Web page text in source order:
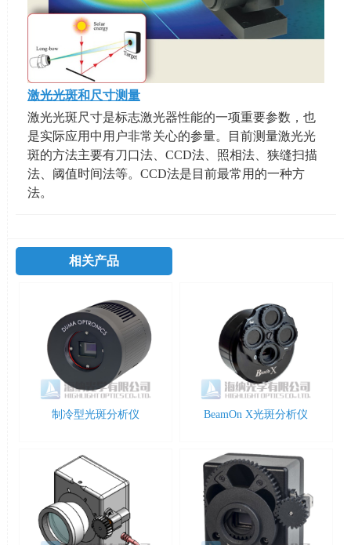
激光光斑和尺寸测量
激光光斑尺寸是标志激光器性能的一项重要参数，也
是实际应用中用户非常关心的参量。目前测量激光光
斑的方法主要有刀口法、CCD法、照相法、狭缝扫描
法、阈值时间法等。CCD法是目前最常用的一种方
法。
相关产品
制冷型光斑分析仪 BeamOn X光斑分析仪